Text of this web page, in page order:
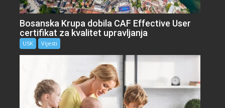
Bosanska Krupa dobila CAF Effective User
certifikat za kvalitet upravljanja
USK Vijesti